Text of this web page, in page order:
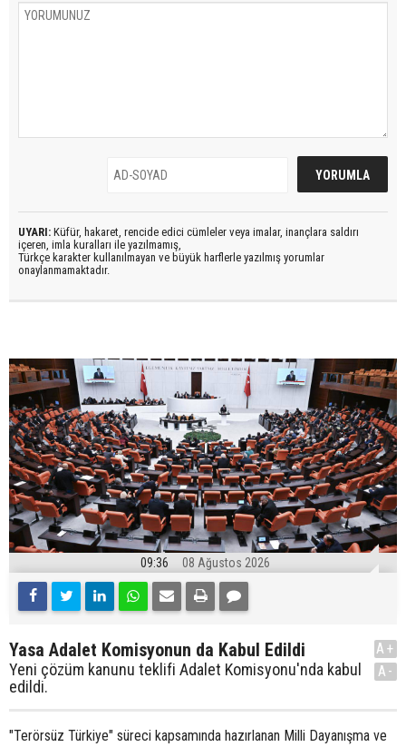
UYARI: Küfür, hakaret, rencide edici cümleler veya imalar, inançlara saldırı
içeren, imla kuralları ile yazılmamış,
Türkçe karakter kullanılmayan ve büyük harflerle yazılmış yorumlar
onaylanmamaktadır.
09:36 08 Ağustos 2026
Yasa Adalet Komisyonun da Kabul Edildi
Yeni çözüm kanunu teklifi Adalet Komisyonu'nda kabul
edildi.
A+
A-
"Terörsüz Türkiye" süreci kapsamında hazırlanan Milli Dayanışma ve